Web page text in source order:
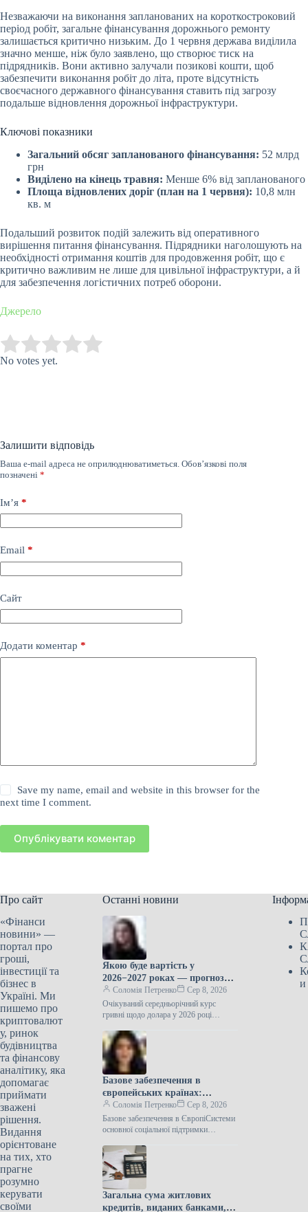
Незважаючи на виконання запланованих на короткостроковий
період робіт, загальне фінансування дорожнього ремонту
залишається критично низьким. До 1 червня держава виділила
значно менше, ніж було заявлено, що створює тиск на
підрядників. Вони активно залучали позикові кошти, щоб
забезпечити виконання робіт до літа, проте відсутність
своєчасного державного фінансування ставить під загрозу
подальше відновлення дорожньої інфраструктури.
Ключові показники
Загальний обсяг запланованого фінансування: 52 млрд
грн
Виділено на кінець травня: Менше 6% від запланованого
Площа відновлених доріг (план на 1 червня): 10,8 млн
кв. м
Подальший розвиток подій залежить від оперативного
вирішення питання фінансування. Підрядники наголошують на
необхідності отримання коштів для продовження робіт, що є
критично важливим не лише для цивільної інфраструктури, а й
для забезпечення логістичних потреб оборони.
Джерело
Rate this item:
No votes yet.
Залишити відповідь
Ваша e-mail адреса не оприлюднюватиметься. Обов’язкові поля
позначені *
Ім’я *
Email *
Сайт
Додати коментар *
Save my name, email and website in this browser for the
next time I comment.
Опублікувати коментар
Про сайт
«Фінанси
новини» —
портал про
гроші,
інвестиції та
бізнес в
Україні. Ми
пишемо про
криптовалют
у, ринок
будівництва
та фінансову
аналітику, яка
допомагає
приймати
зважені
рішення.
Видання
орієнтоване
на тих, хто
прагне
розумно
керувати
своїми
Останні новини
Якою буде вартість у
2026−2027 роках — прогноз
ЦЕССоломія Петренко
Сер 8, 2026
Очікуваний середньорічний курс
гривні щодо долара у 2026 році
2026−2027 років спостерігатиметься
подальше зростання курсу…
Базове забезпечення в
європейських країнах:
очікувані виплати у 2026 році
Соломія Петренко
Сер 8, 2026
Базове забезпечення в ЄвропіСистеми
основної соціальної підтримки
європейських державах, але їхні
принципи роботи різняться. У
деяких…
Загальна сума житлових
кредитів, виданих банками,
и